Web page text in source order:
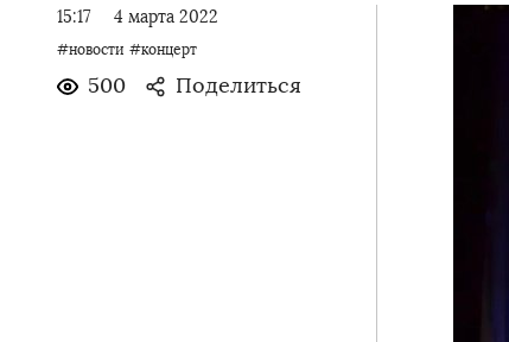
15:17 4 марта 2022
#новости #концерт
500 Поделиться